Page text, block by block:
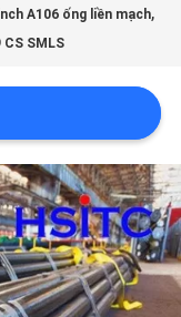
A106 ống liền mạch,
SMLS